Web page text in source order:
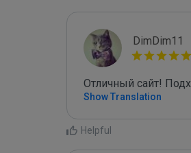
DimDim11
Отличный сайт!
Show Translation
Helpful